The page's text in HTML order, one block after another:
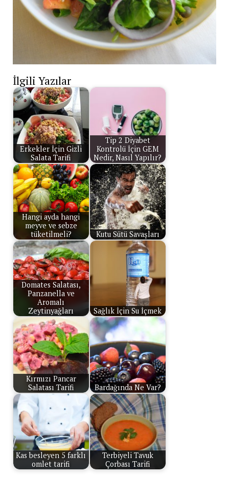
İlgili Yazılar
Erkekler İçin Gizli
Salata Tarifi
Tip 2 Diyabet
Kontrolü İçin GEM
Nedir, Nasıl Yapılır?
Hangi ayda hangi
meyve ve sebze
tüketilmeli?
Kutu Sütü Savaşları
Domates Salatası,
Panzanella ve
Aromalı
Zeytinyağları
Sağlık İçin Su İçmek
Kırmızı Pancar
Salatası Tarifi
Bardağında Ne Var?
Kas besleyen 5 farklı
omlet tarifi
Terbiyeli Tavuk
Çorbası Tarifi